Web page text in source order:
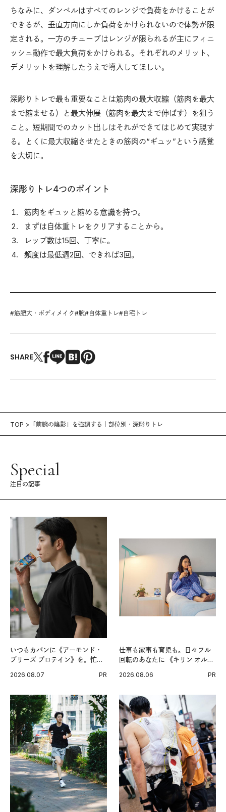
ちなみに、ダンベルはすべてのレンジで負荷をかけることが
できるが、垂直方向にしか負荷をかけられないので体勢が限
定される。一方のチューブはレンジが限られるが主にフィニ
ッシュ動作で最大負荷をかけられる。それぞれのメリット、
デメリットを理解したうえで導入してほしい。
深彫りトレで最も重要なことは筋肉の最大収縮（筋肉を最大
まで縮ませる）と最大伸展（筋肉を最大まで伸ばす）を狙う
こと。短期間でのカット出しはそれができてはじめて実現す
る。とくに最大収縮させたときの筋肉の“ギュッ”という感覚
を大切に。
深彫りトレ4つのポイント
筋肉をギュッと縮める意識を持つ。
まずは自体重トレをクリアすることから。
レップ数は15回、丁寧に。
頻度は最低週2回、できれば3回。
#筋肥大・ボディメイク#腕#自体重トレ#自宅トレ
SHARE
TOP 「前腕の陰影」を強調する｜部位別・深彫りトレ
Special
注目の記事
いつもカバンに《アーモンド・
ブリーズ プロテイン》を。忙し
グ習慣。
2026.08.07 PR
仕事も家事も育児も。日々フル
回転のあなたに 《キリン オルニ
2026.08.06 PR